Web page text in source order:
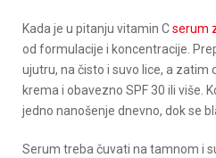
Kada je u pitanju vitamin Cserum
od formulacije i koncentracije.
ujutru, na čisto i suvo lice, a zatim
krema i obavezno SPF 30 ili više.
jedno nanošenje dnevno, dok se
Serum treba čuvati na tamnom i